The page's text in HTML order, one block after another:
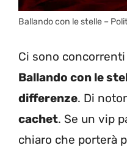
Ballando con le stelle –
Ci sono
Ballando con le
differenze. Di
cachet. Se un vip
chiaro che porterà